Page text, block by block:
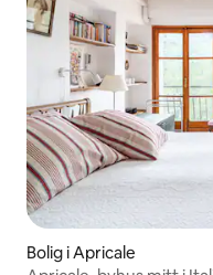
Bolig i Apricale